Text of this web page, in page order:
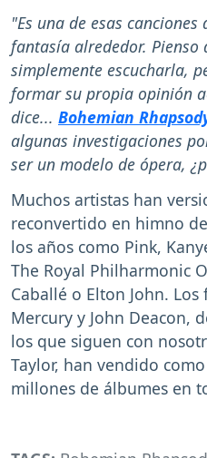
"Es una de esas
fantasía alrededor. Pienso
simplemente escucharla,
formar su propia opinión
dice... Bohemian
algunas investigaciones
ser un modelo de ópera,
Muchos artistas han
reconvertido en himno
los años como Pink,
The Royal Philharmonic
Caballé o Elton John.
Mercury y John Deacon,
los que siguen con
Taylor, han vendido
millones de álbumes en